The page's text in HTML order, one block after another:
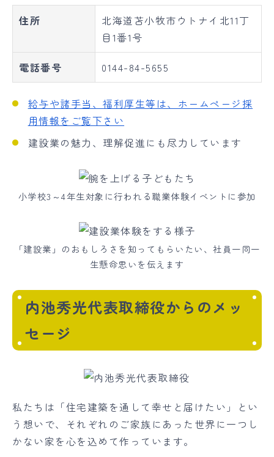
住所
北海道苫小牧市ウトナイ北11丁
目1番1号
電話番号 0144-84-5655
給与や諸手当、福利厚生等は、ホームページ採
用情報をご覧下さい
建設業の魅力、理解促進にも尽力しています
小学校3～4年生対象に行われる職業体験イベントに参加
「建設業」のおもしろさを知ってもらいたい、社員一同一
生懸命思いを伝えます
内池秀光代表取締役からのメッ
セージ
私たちは「住宅建築を通して幸せと届けたい」とい
う想いで、それぞれのご家族にあった世界に一つし
かない家を心を込めて作っています。